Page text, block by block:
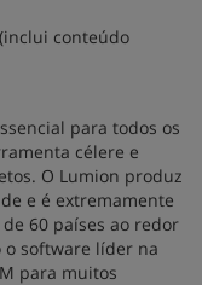
conteúdo
para todos os
célere e
O Lumion produz
e é extremamente
60 países ao redor
o software líder na
para muitos